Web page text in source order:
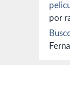
por